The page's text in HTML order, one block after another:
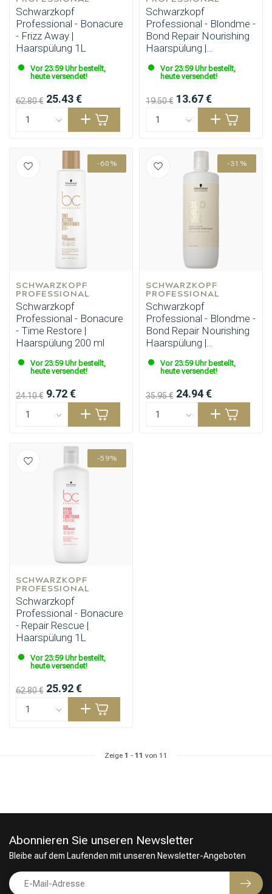
Umformung
Schwarzkopf
Professional - Bonacure
- Frizz Away |
Haarspülung 1L
Vor 23:59 Uhr bestellt,
heute versendet!
62.80 € 25.43 €
Schwarzkopf
Professional - Blondme -
Bond Repair Nourishing
Haarspülung |
Vor 23:59 Uhr bestellt,
heute versendet!
19.50 € 13.67 €
-60%
SCHWARZKOPF
PROFESSIONAL
Schwarzkopf
Professional - Bonacure
- Time Restore |
Haarspülung 200 ml
Vor 23:59 Uhr bestellt,
heute versendet!
24.10 € 9.72 €
-31%
SCHWARZKOPF
PROFESSIONAL
Schwarzkopf
Professional - Blondme -
Bond Repair Nourishing
Haarspülung |
Vor 23:59 Uhr bestellt,
heute versendet!
35.95 € 24.94 €
-59%
SCHWARZKOPF
PROFESSIONAL
Schwarzkopf
Professional - Bonacure
- Repair Rescue |
Haarspülung 1L
Vor 23:59 Uhr bestellt,
heute versendet!
62.80 € 25.92 €
Zeige 1 - 11 von 11
Abonnieren Sie unseren Newsletter
Bleibe auf dem Laufenden mit unseren Newsletter-Angeboten